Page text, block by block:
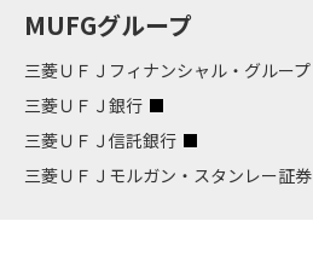
MUFGグループ
三菱ＵＦＪフィナンシャル・グループ
三菱ＵＦＪ銀行
三菱ＵＦＪ信託銀行
三菱ＵＦＪモルガン・スタンレー証券